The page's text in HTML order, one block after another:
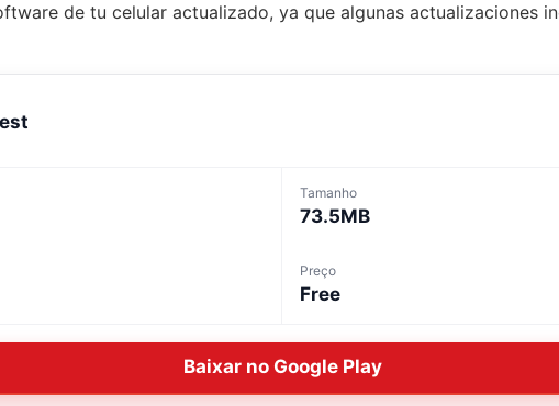
de tu celular actualizado, ya que algunas actualizaciones
Tamanho
73.5MB
Preço
Free
Baixar no Google Play